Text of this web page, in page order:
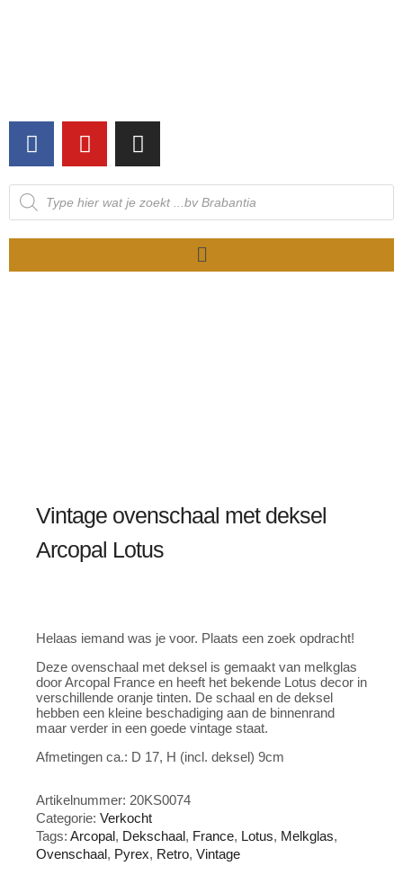
Vintage ovenschaal met deksel
Arcopal Lotus
Helaas iemand was je voor. Plaats een zoek opdracht!
Deze ovenschaal met deksel is gemaakt van melkglas
door Arcopal France en heeft het bekende Lotus decor in
verschillende oranje tinten. De schaal en de deksel
hebben een kleine beschadiging aan de binnenrand
maar verder in een goede vintage staat.
Afmetingen ca.: D 17, H (incl. deksel) 9cm
Artikelnummer: 20KS0074
Categorie: Verkocht
Tags: Arcopal, Dekschaal, France, Lotus, Melkglas,
Ovenschaal, Pyrex, Retro, Vintage